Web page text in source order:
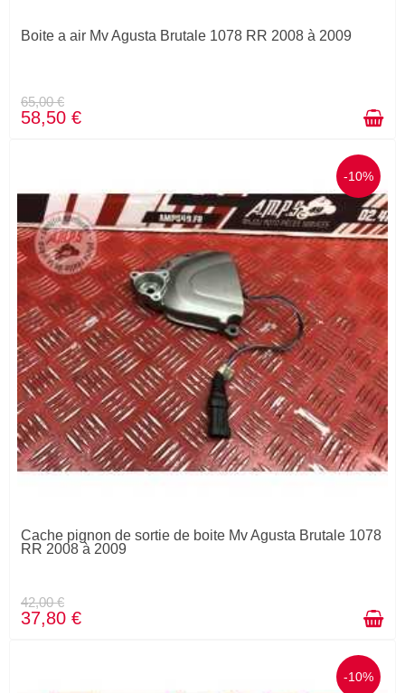
Boite a air Mv Agusta Brutale 1078 RR 2008 à 2009
65,00 €
58,50 €
-10%
Cache pignon de sortie de boite Mv Agusta Brutale 1078
RR 2008 à 2009
42,00 €
37,80 €
-10%